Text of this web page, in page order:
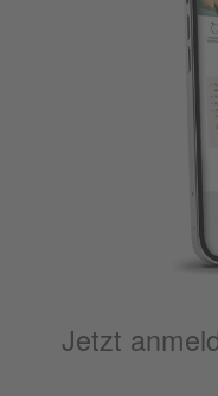
Jetzt